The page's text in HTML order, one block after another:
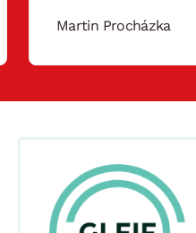
Martin Procházka